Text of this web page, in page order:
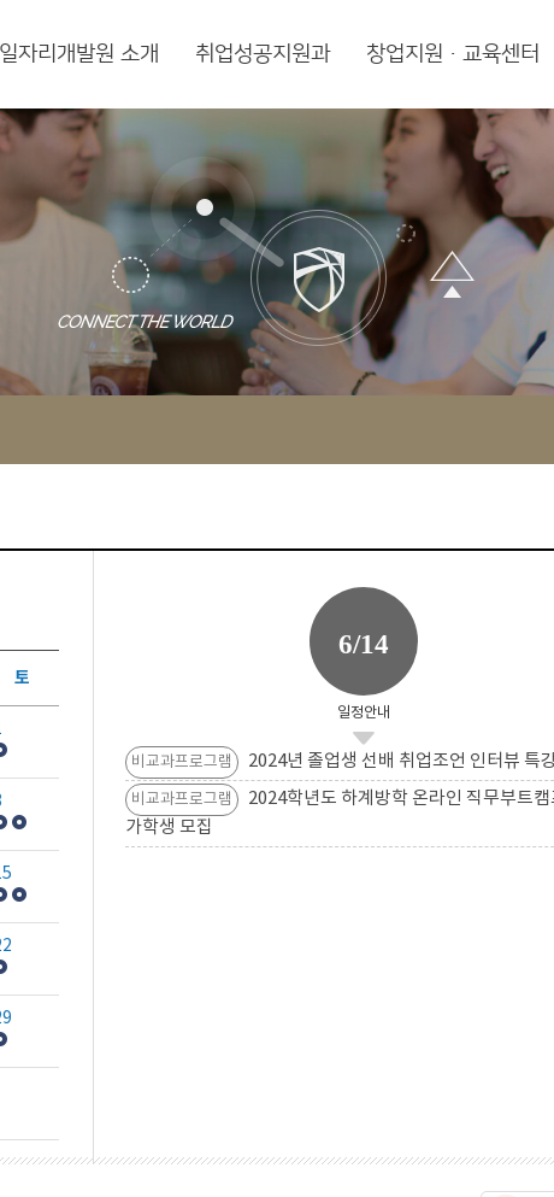
자리개발원 소개 취업성공지원과 창업지원·교육센터
토
6/14
일정안내
비교과프로그램 2024년 졸업생 선배 취업조언 인터뷰 특
비교과프로그램
2024학년도 하계방학 온라인 직무부트캠
가학생 모집